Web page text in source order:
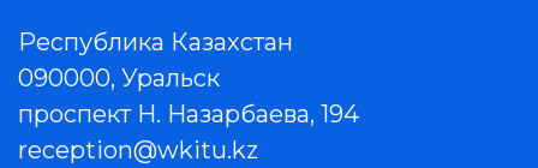
Республика Казахстан
090000, Уральск
проспект Н. Назарбаева, 194
reception@wkitu.kz